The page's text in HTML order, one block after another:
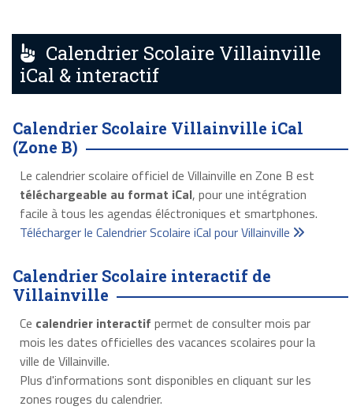
Calendrier Scolaire Villainville
iCal & interactif
Calendrier Scolaire Villainville iCal
(Zone B)
Le calendrier scolaire officiel de Villainville en Zone B est
téléchargeable au format iCal, pour une intégration
facile à tous les agendas éléctroniques et smartphones.
Télécharger le Calendrier Scolaire iCal pour Villainville
Calendrier Scolaire interactif de
Villainville
Ce calendrier interactif permet de consulter mois par
mois les dates officielles des vacances scolaires pour la
ville de Villainville.
Plus d'informations sont disponibles en cliquant sur les
zones rouges du calendrier.